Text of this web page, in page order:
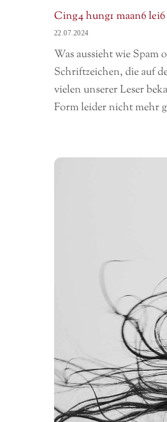
22.07.2024
Cing4 hung1 maan6 lei6
Was aussieht wie
Schriftzeichen, die auf
vielen unserer Leser
Form leider nicht mehr